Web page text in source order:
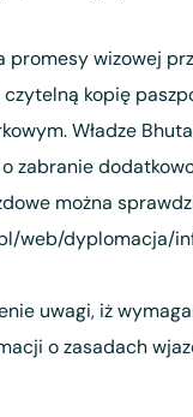
promesy wizowej
kopię
Władze
zabranie
można
web/dyplomacja/
uwagi, iż
o zasadach